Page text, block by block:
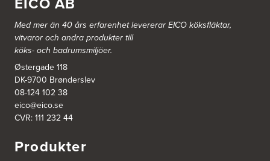
Med mer än 40 års erfarenhet levererar EICO köksfläktar,
vitvaror och andra produkter till
köks- och badrumsmiljöer.
Østergade 118
DK-9700 Brønderslev
08-124 102 38
eico@eico.se
CVR: 111 232 44
Produkter